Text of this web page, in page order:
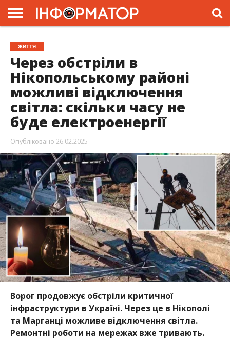
ГОЛОВНА
ЖИТТЯ
ВЛАДА
ГРОШІ
ТРЕШ
ПРЕС-
РЕЛІЗИ
РЕКЛАМА
ПРОЕКТИ
ЖИТТЯ
Через обстріли в
Нікопольському районі
можливі відключення
світла: скільки часу не
буде електроенергії
Опубліковано 26.02.2025
Ворог продовжує обстріли критичної
інфраструктури в Україні. Через це в Нікополі
та Марганці можливе відключення світла.
Ремонтні роботи на мережах вже тривають.